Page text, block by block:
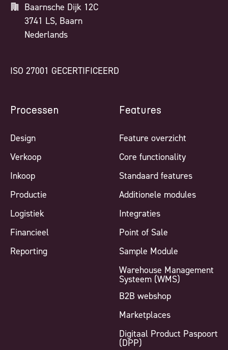
Baarnsche Dijk 12C
3741 LS, Baarn
Nederlands
ISO 27001 GECERTIFICEERD
Processen
Design
Verkoop
Inkoop
Productie
Logistiek
Financieel
Reporting
Features
Feature overzicht
Core functionality
Standaard features
Additionele modules
Integraties
Point of Sale
Sample Module
Warehouse Management
Systeem (WMS)
B2B webshop
Marketplaces
Digitaal Product Paspoort
(DPP)